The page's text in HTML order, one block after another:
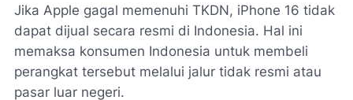
Jika Apple gagal memenuhi TKDN, iPhone 16 tidak
dapat dijual secara resmi di Indonesia. Hal ini
memaksa konsumen Indonesia untuk membeli
perangkat tersebut melalui jalur tidak resmi atau
pasar luar negeri.